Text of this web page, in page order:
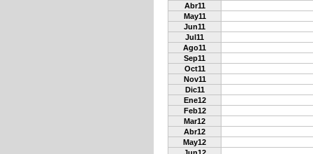
Abr11
May11
Jun11
Jul11
Ago11
Sep11
Oct11
Nov11
Dic11
Ene12
Feb12
Mar12
Abr12
May12